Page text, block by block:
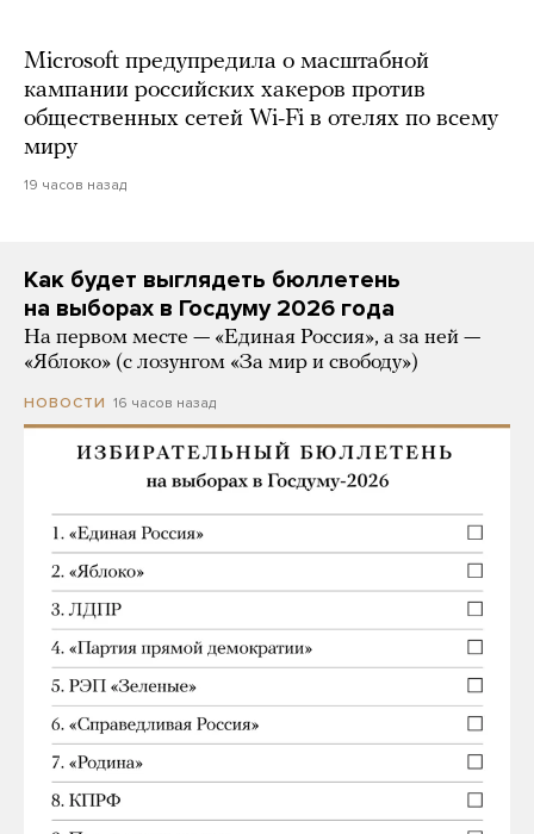
Microsoft предупредила о масштабной
кампании российских хакеров против
общественных сетей Wi-Fi в отелях по всему
миру
19 часов назад
Как будет выглядеть бюллетень
на выборах в Госдуму 2026 года
На первом месте — «Единая Россия», а за ней —
«Яблоко» (с лозунгом «За мир и свободу»)
НОВОСТИ 16 часов назад